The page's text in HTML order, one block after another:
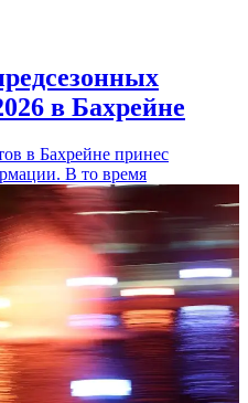
в Бахрейне
в Бахрейне принес
В то время